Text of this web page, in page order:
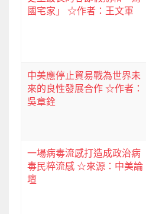
國宅家」 ☆作者：王文軍
中美應停止貿易戰為世界未
來的良性發展合作 ☆作者：
吳章銓
一場病毒流感打造成政治病
毒民粹流感 ☆來源：中美論
壇